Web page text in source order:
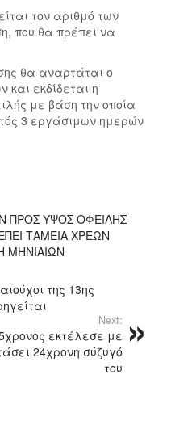
τον αριθμό των
που θα πρέπει να
θα αναρτάται ο
και εκδίδεται η
με βάση την οποία
3 εργάσιμων ημερών
ΠΡΟΣ ΥΨΟΣ ΟΦΕΙΛΗΣ
ΤΑΜΕΙΑ ΧΡΕΩΝ
ΜΗΝΙΑΙΩΝ
της 13ης
Next:
εκτέλεσε με
24χρονη σύζυγό
του